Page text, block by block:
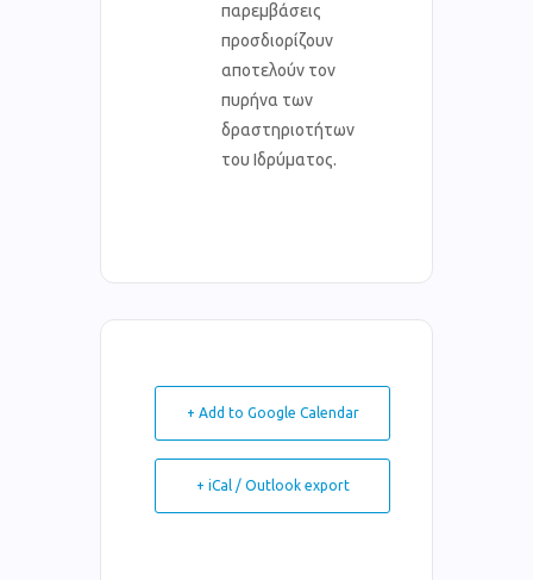
παρεμβάσεις
προσδιορίζουν
αποτελούν τον
πυρήνα των
δραστηριοτήτων
του Ιδρύματος.
+ Add to Google Calendar
+ iCal / Outlook export